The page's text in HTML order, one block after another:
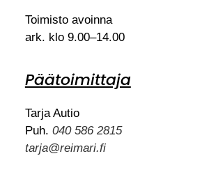
Toimisto avoinna
ark. klo 9.00–14.00
Päätoimittaja
Tarja Autio
Puh. 040 586 2815
tarja@reimari.fi